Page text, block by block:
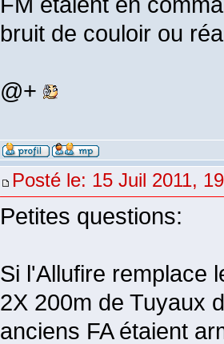
bruit de couloir ou
@+
Posté le: 15 Juil 2011,
Petites questions:
Si l'Allufire remplace
2X 200m de Tuyaux
anciens FA étaient